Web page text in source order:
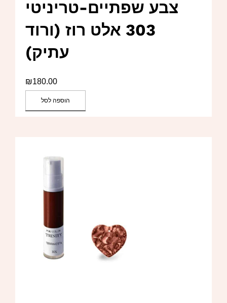
צבע שפתיים-טריניטי
303 אלט רוז (ורוד
עתיק)
₪180.00
הוספה לסל